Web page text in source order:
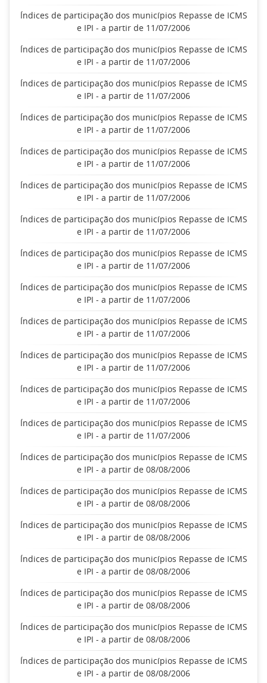
Índices de participação dos municípios Repasse de ICMS
e IPI - a partir de 11/07/2006
Índices de participação dos municípios Repasse de ICMS
e IPI - a partir de 11/07/2006
Índices de participação dos municípios Repasse de ICMS
e IPI - a partir de 11/07/2006
Índices de participação dos municípios Repasse de ICMS
e IPI - a partir de 11/07/2006
Índices de participação dos municípios Repasse de ICMS
e IPI - a partir de 11/07/2006
Índices de participação dos municípios Repasse de ICMS
e IPI - a partir de 11/07/2006
Índices de participação dos municípios Repasse de ICMS
e IPI - a partir de 11/07/2006
Índices de participação dos municípios Repasse de ICMS
e IPI - a partir de 11/07/2006
Índices de participação dos municípios Repasse de ICMS
e IPI - a partir de 11/07/2006
Índices de participação dos municípios Repasse de ICMS
e IPI - a partir de 11/07/2006
Índices de participação dos municípios Repasse de ICMS
e IPI - a partir de 11/07/2006
Índices de participação dos municípios Repasse de ICMS
e IPI - a partir de 11/07/2006
Índices de participação dos municípios Repasse de ICMS
e IPI - a partir de 11/07/2006
Índices de participação dos municípios Repasse de ICMS
e IPI - a partir de 08/08/2006
Índices de participação dos municípios Repasse de ICMS
e IPI - a partir de 08/08/2006
Índices de participação dos municípios Repasse de ICMS
e IPI - a partir de 08/08/2006
Índices de participação dos municípios Repasse de ICMS
e IPI - a partir de 08/08/2006
Índices de participação dos municípios Repasse de ICMS
e IPI - a partir de 08/08/2006
Índices de participação dos municípios Repasse de ICMS
e IPI - a partir de 08/08/2006
Índices de participação dos municípios Repasse de ICMS
e IPI - a partir de 08/08/2006